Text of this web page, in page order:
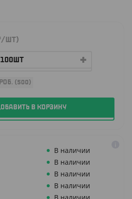
/ШТ)
(500)
В КОРЗИНУ
В наличии
В наличии
В наличии
В наличии
В наличии